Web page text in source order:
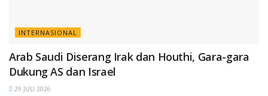
INTERNASIONAL
Arab Saudi Diserang Irak dan Houthi, Gara-gara
Dukung AS dan Israel
29 JULI 2026